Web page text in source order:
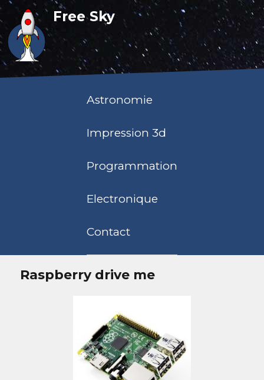
Free Sky
Astronomie
Impression 3d
Programmation
Electronique
Contact
Raspberry drive me